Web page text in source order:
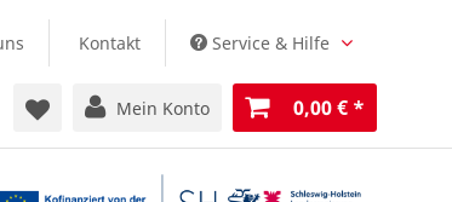
Kontakt Service & Hilfe
Mein Konto 0,00 € *